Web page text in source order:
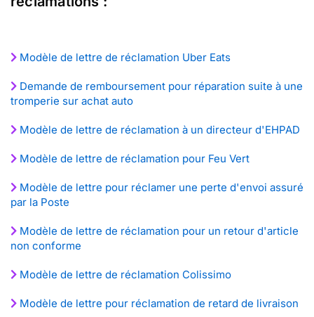
Modèle de lettre de réclamation Uber Eats
Demande de remboursement pour réparation suite à une
tromperie sur achat auto
Modèle de lettre de réclamation à un directeur d'EHPAD
Modèle de lettre de réclamation pour Feu Vert
Modèle de lettre pour réclamer une perte d'envoi assuré
par la Poste
Modèle de lettre de réclamation pour un retour d'article
non conforme
Modèle de lettre de réclamation Colissimo
Modèle de lettre pour réclamation de retard de livraison